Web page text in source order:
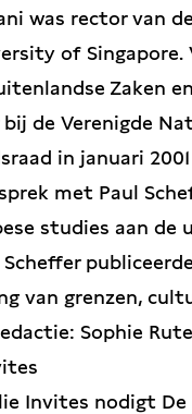
was rector van
of Singapore.
Zaken
bij de Verenigde
in januari
met Paul
studies aan
van grenzen,
Sophie
Invites nodigt